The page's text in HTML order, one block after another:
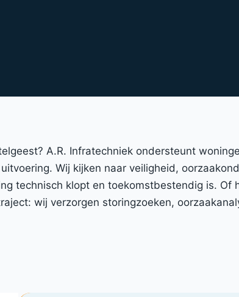
A.R. Infratechniek ondersteunt
Wij kijken naar veiligheid,
technisch klopt en toekomstbestendig is. Of
wij verzorgen storingzoeken,